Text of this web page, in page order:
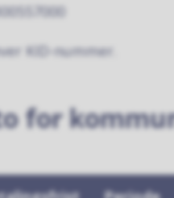
KID-nummer.
for